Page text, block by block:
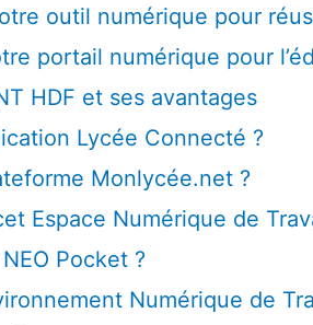
outil numérique pour
portail numérique pour
HDF et ses avantages
Lycée Connecté ?
Monlycée.net ?
Espace Numérique de
Pocket ?
Numérique de